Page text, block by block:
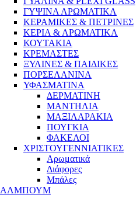
ΓΥΨΙΝΑ ΑΡΩΜΑΤΙΚΑ
ΚΕΡΑΜΙΚΕΣ & ΠΕΤΡΙΝΕΣ
ΚΕΡΙΑ & ΑΡΩΜΑΤΙΚΑ
ΚΟΥΤΑΚΙΑ
ΚΡΕΜΑΣΤΕΣ
ΞΥΛΙΝΕΣ & ΠΑΙΔΙΚΕΣ
ΠΟΡΣΕΛΑΝΙΝΑ
ΥΦΑΣΜΑΤΙΝA
ΔΕΡΜΑΤΙΝΗ
ΜΑΝΤΗΛΙΑ
ΜΑΞΙΛΑΡΑΚΙΑ
ΠΟΥΓΚΙΑ
ΦΑΚΕΛΟΙ
ΧΡΙΣΤΟΥΓΕΝΝΙΑΤΙΚΕΣ
Αρωματικά
Διάφορες
Μπάλες
ΑΛΜΠΟΥΜ